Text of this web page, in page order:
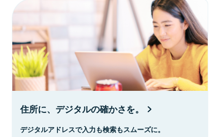
住所に、デジタルの確かさを。
デジタルアドレスで入力も検索もスムーズに。